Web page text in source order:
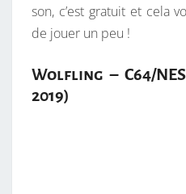
P
son, c’est gratuit et cela
de jouer un peu !
Wolfling – C64/
2019)